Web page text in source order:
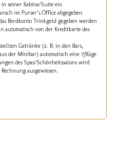
seiner Kabine/Suite ein
im Purser’s Office abgegeben
Bordkonto Trinkgeld gegeben werden
automatisch von der Kreditkarte des
Getränke (z. B. in den Bars,
der Minibar) automatisch eine 15%ige
des Spas/Schönheitssalons wird
ausgewiesen.